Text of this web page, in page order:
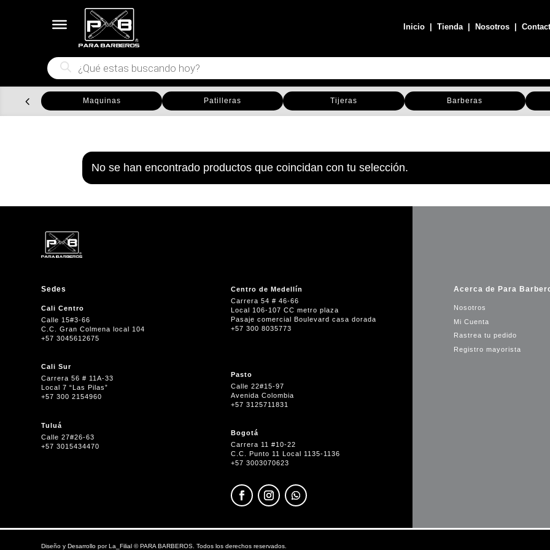
Inicio |Tienda| Nosotros |
Búsqueda
de
productos
Maquinas Patilleras Tijeras Barberas
No se han encontrado productos que coincidan con tu selección.
Sedes
Cali Centro
Calle 15#3-66
C.C. Gran Colmena local 104
+57 3045612675
Cali Sur
Carrera 56 # 11A-33
Local 7 “Las Pilas”
+57 300 2154960
Tuluá
Calle 27#26-63
+57 3015434470
Centro de Medellín
Carrera 54 # 46-66
Local 106-107 CC metro plaza
Pasaje comercial Boulevard casa dorada
+57 300 8035773
Pasto
Calle 22#15-97
Avenida Colombia
+57 3125711831
Bogotá
Carrera 11 #10-22
C.C. Punto 11 Local 1135-1136
+57 3003070623
Acerca de Para
Nosotros
Mi Cuenta
Rastrea tu pedido
Registro mayorista
Diseño y Desarrollo porLa_Filial ©PARA BARBEROS. Todos los derechos reservados.